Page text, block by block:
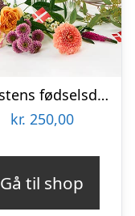
Floristens fødselsdags trylleri – Send blomster med Bloomit
kr. 250,00
Gå til shop